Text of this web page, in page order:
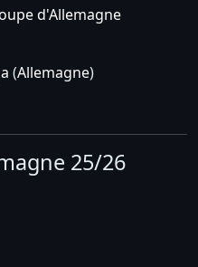
d'Allemagne
(Allemagne)
25/26